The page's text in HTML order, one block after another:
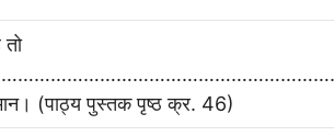
(पाठ्य पुस्तक पृष्ठ क्र. 46)